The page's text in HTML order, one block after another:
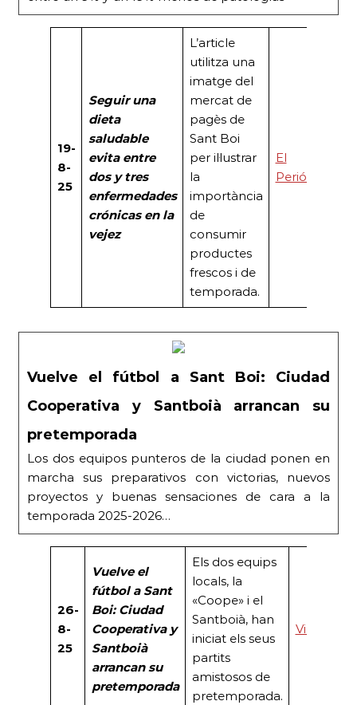
19-
8-
25
Seguir una
dieta
saludable
evita entre
dos y tres
enfermedades
crónicas en la
vejez
L’article
utilitza una
imatge del
mercat de
pagès de
Sant Boi
per il·lustrar
la
importància
de
consumir
productes
frescos i de
temporada.
El
Periódico
Vuelve el fútbol a Sant Boi: Ciudad
Cooperativa y Santboià arrancan su
pretemporada
Los dos equipos punteros de la ciudad ponen en
marcha sus preparativos con victorias, nuevos
proyectos y buenas sensaciones de cara a la
temporada 2025-2026…
26-
8-
25
Vuelve el
fútbol a Sant
Boi: Ciudad
Cooperativa y
Santboià
arrancan su
pretemporada
Els dos equips
locals, la
«Coope» i el
Santboià, han
iniciat els seus
partits
amistosos de
pretemporada.
VilaPress